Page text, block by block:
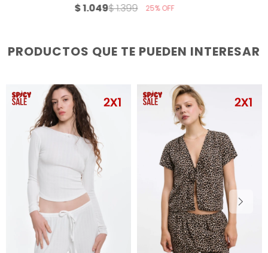
$1.049$1.399 25
PRODUCTOS QUE TE PUEDEN INTERESAR